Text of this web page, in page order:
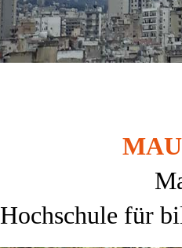
Hochschule für